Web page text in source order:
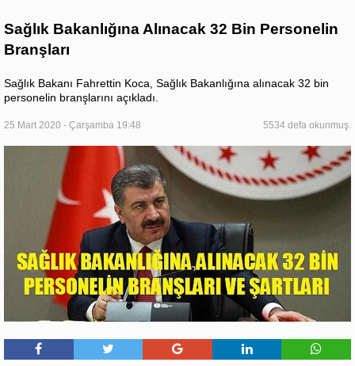
Sağlık Bakanlığına Alınacak 32 Bin Personelin
Branşları
Sağlık Bakanı Fahrettin Koca, Sağlık Bakanlığına alınacak 32 bin
personelin branşlarını açıkladı.
25 Mart 2020 - Çarşamba 19:48 5534 defa okunmuş.